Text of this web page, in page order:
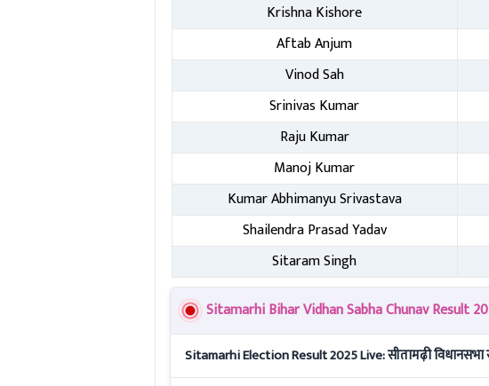
Krishna Kishore
Aftab Anjum
Vinod Sah
Srinivas Kumar
Raju Kumar
Manoj Kumar
Kumar Abhimanyu Srivastava
Shailendra Prasad Yadav
Sitaram Singh
Sitamarhi Bihar Vidhan Sabha Chunav Result
Sitamarhi Election Result 2025 Live: सीतामढ़ी विधानसभा